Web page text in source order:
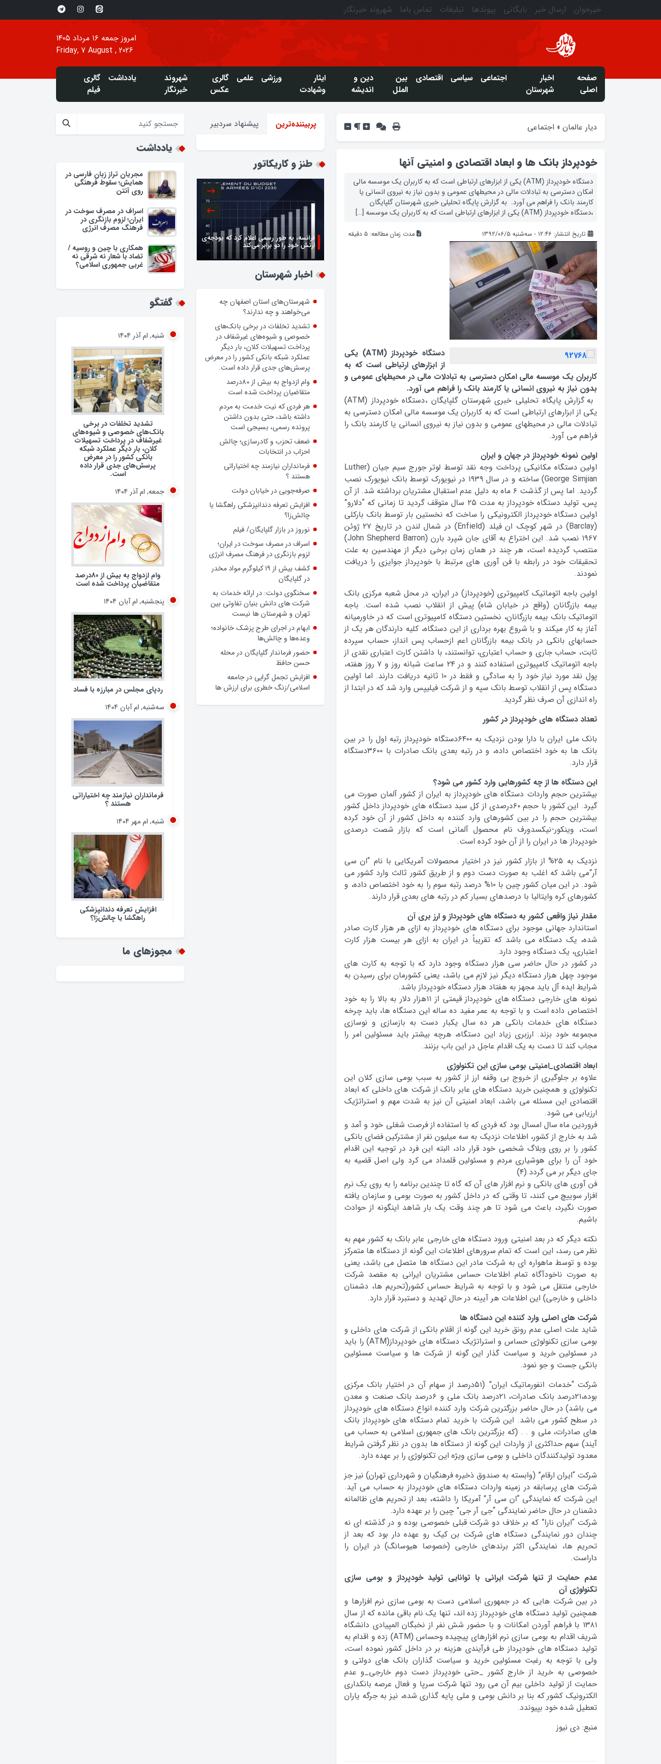
خبرخوان ارسال خبر بایگانی پیوندها تبلیغات تماس باما شهروند خبرنگار
امروز جمعه ۱۶ مرداد ۱۴۰۵
Friday, 7 August , 2026
صفحه
اصلی
اخبار
شهرستان
اجتماعی سیاسی اقتصادی
بین
الملل
دین و
اندیشه
ایثار
وشهادت
ورزشی علمی
گالری
عکس
شهروند
خبرنگار
یادداشت
گالری
فیلم
دیار عالمان » اجتماعی
خودپرداز بانک ها و ابعاد اقتصادی و امنیتی آنها
دستگاه خودپرداز (ATM) یکی از ابزارهای ارتباطی است که به کاربران یک موسسه مالی
امکان دسترسی به تبادلات مالی در محیطهای عمومی و بدون نیاز به نیروی انسانی یا
کارمند بانک را فراهم می آورد. به گزارش پایگاه تحلیلی خبری شهرستان گلپایگان
،دستگاه خودپرداز (ATM) یکی از ابزارهای ارتباطی است که به کاربران یک موسسه […]
تاریخ انتشار: ۱۲:۴۶ - سه‌شنبه ۱۳۹۲/۰۶/۵ مدت زمان مطالعه: 5 دقیقه
دستگاه خودپرداز (ATM) یکی
از ابزارهای ارتباطی است که به
کاربران یک موسسه مالی امکان دسترسی به تبادلات مالی در محیطهای عمومی و
بدون نیاز به نیروی انسانی یا کارمند بانک را فراهم می آورد.
به گزارش پایگاه تحلیلی خبری شهرستان گلپایگان ،دستگاه خودپرداز (ATM)
یکی از ابزارهای ارتباطی است که به کاربران یک موسسه مالی امکان دسترسی به
تبادلات مالی در محیطهای عمومی و بدون نیاز به نیروی انسانی یا کارمند بانک را
فراهم می آورد.
اولین نمونه خودپرداز در جهان و ایران
اولین دستگاه مکانیکی پرداخت وجه نقد توسط لوتر جورج سیم جیان (Luther
George Simjian) ساخته و در سال ۱۹۳۹ در نیویورک توسط بانک نیویورک نصب
گردید. اما پس از گذشت ۶ ماه به دلیل عدم استقبال مشتریان برداشته شد. از آن
پس، تولید دستگاه خودپرداز به مدت ۲۵ سال متوقف گردید تا زمانی که “دلارو”
اولین دستگاه خودپرداز الکترونیکی را ساخت که نخستین بار توسط بانک بارکلی
(Barclay) در شهر کوچک ان فیلد (Enfield) در شمال لندن در تاریخ ۲۷ ژوئن
۱۹۶۷ نصب شد. این اختراع به آقای جان شپرد بارن (John Shepherd Barron)
منتصب گردیده است، هر چند در همان زمان برخی دیگر از مهندسین به علت
تحقیقات خود در رابطه با فن آوری های مرتبط با خودپرداز جوایزی را دریافت
نمودند.
اولین باجه اتوماتیک کامپیوتری (خودپرداز) در ایران، در محل شعبه مرکزی بانک
بیمه بازرگانان (واقع در خیابان شاه) پیش از انقلاب نصب شده است. باجه
اتوماتیک بانک بیمه بازرگانان، نخستین دستگاه کامپیوتری است که در خاورمیانه
آغاز به کار میکند و با شروع بهره برداری از این دستگاه، کلیه دارندگان هر یک از
حسابهای بانکی در بانک بیمه بازرگانان اعم ازحساب پس انداز، حساب سپرده
ثابت، حساب جاری و حساب اعتباری، توانستند، با داشتن کارت اعتباری نقدی از
باجه اتوماتیک کامپیوتری استفاده کنند و در ۲۴ ساعت شبانه روز و ۷ روز هفته،
پول نقد مورد نیاز خود را به سادگی و فقط در ۱۰ ثانیه دریافت دارند. اما اولین
دستگاه پس از انقلاب توسط بانک سپه و از شرکت فیلیپس وارد شد که در ابتدا از
راه اندازی آن صرف نظر گردید.
تعداد دستگاه های خودپرداز در کشور
بانک ملی ایران با دارا بودن نزدیک به ۶۴۰۰دستگاه خودپرداز رتبه اول را در بین
بانک ها به خود اختصاص داده، و در رتبه بعدی بانک صادرات با ۳۶۰۰دستگاه
قرار دارد.
این دستگاه ها از چه کشورهایی وارد کشور می شود؟
بیشترین حجم واردات دستگاه های خودپرداز به ایران از کشور آلمان صورت می
گیرد. این کشور با حجم ۶۰درصدی از کل سبد دستگاه های خودپرداز داخل کشور
بیشترین حجم را در بین کشورهای وارد کننده به داخل کشور از آن خود کرده
است، وینکور-نیکسدورف نام محصول آلمانی است که بازار شصت درصدی
خودپرداز ها در ایران را از آن خود کرده است.
نزدیک به ۲۵% از بازار کشور نیز در اختیار محصولات آمریکایی با نام “ان سی
آر”می باشد که اغلب به صورت دست دوم و از طریق کشور ثالث وارد کشور می
شود. در این میان کشور چین با ۱۰% درصد رتبه سوم را به خود اختصاص داده، و
کشورهای کره وایتالیا با درصدهای بسیار کم در رتبه های بعدی قرار دارند.
مقدار نیاز واقعی کشور به دستگاه های خودپرداز و ارز بری آن
استاندارد جهانی موجود برای دستگاه های خودپرداز به ازای هر هزار کارت صادر
شده، یک دستگاه می باشد که تقریباً در ایران به ازای هر بیست هزار کارت
اعتباری، یک دستگاه وجود دارد.
در کشور در حال حاضر سی هزار دستگاه وجود دارد که با توجه به کارت های
موجود چهل هزار دستگاه دیگر نیز لازم می باشد، یعنی کشورمان برای رسیدن به
شرایط ایده آل باید مجهز به هفتاد هزار دستگاه خودپرداز باشد.
نمونه های خارجی دستگاه های خودپرداز قیمتی از ۱۱هزار دلار به بالا را به خود
اختصاص داده است و با توجه به عمر مفید ده ساله این دستگاه ها، باید چرخه
دستگاه های خدمات بانکی هر ده سال یکبار دست به بازسازی و نوسازی
مجموعه خود بزند. ارزبری زیاد این دستگاه، هرچه بیشتر باید مسئولین امر را
مجاب کند تا دست به یک اقدام عاجل در این باب بزنند.
ابعاد اقتصادی_امنیتی بومی سازی این تکنولوژی
علاوه بر جلوگیری از خروج بی وقفه ارز از کشور به سبب بومی سازی کلان این
تکنولوژی و همچنین خرید دستگاه های عابر بانک از شرکت های داخلی که ابعاد
اقتصادی این مسئله می باشد، ابعاد امنیتی آن نیز به شدت مهم و استراتژیک
ارزیابی می شود.
فروردین ماه سال امسال بود که فردی که با استفاده از فرصت شغلی خود و آمد و
شد به خارج از کشور، اطلاعات نزدیک به سه میلیون نفر از مشترکین فضای بانکی
کشور را بر روی وبلاگ شخصی خود قرار داد، البته این فرد در توجیه این اقدام
خود آن را برای هوشیاری مردم و مسئولین قلمداد می کرد ولی اصل قضیه به
جای دیگر بر می گردد.(۴)
فن آوری های بانکی و نرم افزار های آن که گاه تا چندین برنامه را به روی یک نرم
افزار سوییچ می کنند، تا وقتی که در داخل کشور به صورت بومی و سازمان یافته
صورت نگیرد، باعث می شود تا هر چند وقت یک بار شاهد اینگونه از حوادث
باشیم.
نکته دیگر که در بعد امنیتی ورود دستگاه های خارجی عابر بانک به کشور مهم به
نظر می رسد، این است که تمام سرورهای اطلاعات این گونه از دستگاه ها متمرکز
بوده و توسط ماهواره ای به شرکت مادر این دستگاه ها متصل می باشد، یعنی
به صورت ناخودآگاه تمام اطلاعات حساس مشتریان ایرانی به مقصد شرکت
خارجی منتقل می شود و با توجه به شرایط حساس کشور(تحریم ها، دشمنان
داخلی و خارجی) این اطلاعات هر آیینه در حال تهدید و دستبرد قرار دارد.
شرکت های اصلی وارد کننده این دستگاه ها
شاید علت اصلی عدم رونق خرید این گونه از اقلام بانکی از شرکت های داخلی و
بومی سازی تکنولوژی حساس و استراتژیک دستگاه های خودپرداز(ATM) را باید
در مسئولین خرید و سیاست گذار این گونه از شرکت ها و سیاست مسئولین
بانکی جست و جو نمود.
شرکت “خدمات انفورماتیک ایران” (۵۱درصد از سهام آن در اختیار بانک مرکزی
بوده،۲۱درصد بانک صادرات، ۲۱درصد بانک ملی و ۶درصد بانک صنعت و معدن
می باشد) در حال حاضر بزرگترین شرکت وارد کننده انواع دستگاه های خودپرداز
در سطح کشور می باشد. این شرکت با خرید تمام دستگاه های خودپرداز بانک
های صادرات، ملی و . . (که بزرگترین بانک های جمهوری اسلامی به حساب می
آیند) سهم حداکثری از واردات این گونه از دستگاه ها بدون در نظر گرفتن شرایط
معدود تولیدکنندگان داخلی و بومی سازی ویژه این تکنولوژی را بر عهده دارد.
شرکت “ایران ارقام” (وابسته به صندوق ذخیره فرهنگیان و شهرداری تهران) نیز جز
شرکت های پرسابقه در زمینه واردات دستگاه های خودپرداز به حساب می آید.
این شرکت که نمایندگی “ان سی آر” آمریکا را داشته، بعد از تحریم های ظالمانه
دشمنان در حال حاضر نمایندگی “جی آر جی” چین را بر عهده دارد.
شرکت “ایران نارا” که بر خلاف دو شرکت قبلی خصوصی بوده و در گذشته ای نه
چندان دور نمایندگی دستگاه های شرکت بن کیک رو عهده دار بود که بعد از
تحریم ها، نمایندگی اکثر برندهای خارجی (خصوصا هیوسانگ) در ایران را
داراست.
عدم حمایت از تنها شرکت ایرانی با توانایی تولید خودپرداز و بومی سازی
تکنولوژی آن
در بین شرکت هایی که در جمهوری اسلامی دست به بومی سازی نرم افزارها و
همچنین تولید دستگاه های خودپرداز زده اند، تنها یک نام باقی مانده که از سال
۱۳۸۱ با فراهم آوردن امکانات و با حضور شش نفر از نخبگان المپیادی دانشگاه
شریف اقدام به بومی سازی نرم افزارهای پیچیده وحساس (ATM) زده و اقدام به
تولید دستگاه های خودپرداز طی فرآیندی هزینه بر در داخل کشور نموده است،
ولی با توجه به رغبت مسئولین خرید و سیاست گذاران بانک های دولتی و
خصوصی به خرید از خارج کشور _حتی خودپرداز دست دوم خارجی_و عدم
حمایت از تولید داخلی بیم آن می رود تنها شرکت سرپا و فعال عرصه بانکداری
الکترونیک کشور که بنا بر دانش بومی و ملی پایه گذاری شده، نیز به جرگه یاران
تعطیل شده خود بپیوندد.
منبع: دی نیوز
پربیننده‌ترین پیشنهاد سردبیر
طنز و کاریکاتور
زن اگر خوب باشه یه زندگی حالش خوبه/
روز زن مبارک
اخبار شهرستان
شهرستان‌های استان اصفهان چه
می‌خواهند و چه ندارند؟
تشدید تخلفات در برخی بانک‌های
خصوصی و شیوه‌های غیرشفاف در
پرداخت تسهیلات کلان، بار دیگر
عملکرد شبکه بانکی کشور را در معرض
پرسش‌های جدی قرار داده است.
وام ازدواج به بیش از 80درصد
متقاضیان پرداخت شده است
هر فردی که نیت خدمت به مردم
داشته باشد، حتی بدون داشتن
پرونده رسمی، بسیجی است
ضعف تحزب و کادرسازی؛ چالش
احزاب در انتخابات
فرمانداران نیازمند چه اختیاراتی
هستند ؟
صرفه‌جویی در خیابان دولت
افزایش تعرفه دندانپزشکی راهگشا یا
چالش‌زا؟
نوروز در بازار گلپایگان/ فیلم
اسراف در مصرف سوخت در ایران؛
لزوم بازنگری در فرهنگ مصرف انرژی
کشف بیش از ۱۹ کیلوگرم مواد مخدر
در گلپایگان
سخنگوی دولت: در ارائه خدمات به
شرکت های دانش بنیان تفاوتی بین
تهران و شهرستان ها نیست
ابهام در اجرای طرح پزشک خانواده؛
وعده‌ها و چالش‌ها
حضور فرماندار گلپایگان در محله
حسن حافظ
افزایش تجمل گرایی در جامعه
یادداشت
مجریان تراز زبان فارسی در
همایش؛ سقوط فرهنگی
روی آنتن
اسراف در مصرف سوخت در
ایران؛ لزوم بازنگری در
فرهنگ مصرف انرژی
همکاری با چین و روسیه /
تضاد با شعار نه شرقی نه
غربی جمهوری اسلامی؟
گفتگو
شنبه, ام آذر ۱۴۰۴
تشدید تخلفات در برخی
بانک‌های خصوصی و شیوه‌های
غیرشفاف در پرداخت تسهیلات
کلان، بار دیگر عملکرد شبکه
بانکی کشور را در معرض
پرسش‌های جدی قرار داده
است.
جمعه, ام آذر ۱۴۰۴
وام ازدواج به بیش از 80درصد
متقاضیان پرداخت شده است
پنجشنبه, ام آبان ۱۴۰۴
ردپای مجلس در مبارزه با فساد
سه‌شنبه, ام آبان ۱۴۰۴
فرمانداران نیازمند چه اختیاراتی
هستند ؟
شنبه, ام مهر ۱۴۰۴
افزایش تعرفه دندانپزشکی
راهگشا یا چالش‌زا؟
مجوزهای ما